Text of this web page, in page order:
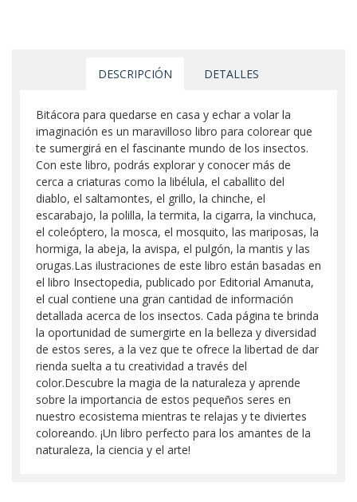
DESCRIPCIÓN DETALLES
Bitácora para quedarse en casa y echar a volar la
imaginación es un maravilloso libro para colorear que
te sumergirá en el fascinante mundo de los insectos.
Con este libro, podrás explorar y conocer más de
cerca a criaturas como la libélula, el caballito del
diablo, el saltamontes, el grillo, la chinche, el
escarabajo, la polilla, la termita, la cigarra, la vinchuca,
el coleóptero, la mosca, el mosquito, las mariposas, la
hormiga, la abeja, la avispa, el pulgón, la mantis y las
orugas.Las ilustraciones de este libro están basadas en
el libro Insectopedia, publicado por Editorial Amanuta,
el cual contiene una gran cantidad de información
detallada acerca de los insectos. Cada página te brinda
la oportunidad de sumergirte en la belleza y diversidad
de estos seres, a la vez que te ofrece la libertad de dar
rienda suelta a tu creatividad a través del
color.Descubre la magia de la naturaleza y aprende
sobre la importancia de estos pequeños seres en
nuestro ecosistema mientras te relajas y te diviertes
coloreando. ¡Un libro perfecto para los amantes de la
naturaleza, la ciencia y el arte!